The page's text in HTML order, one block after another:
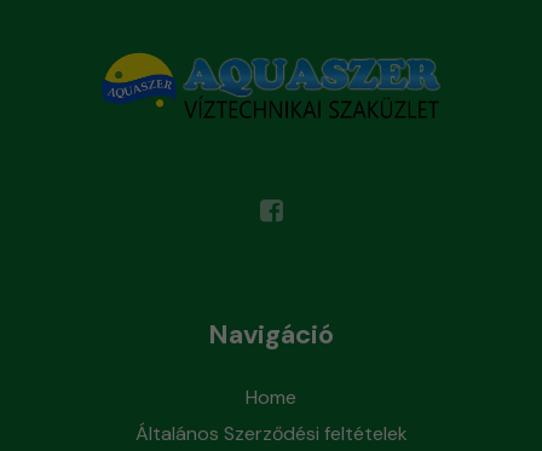
Navigáció
Home
Általános Szerződési feltételek